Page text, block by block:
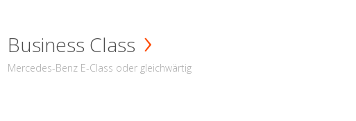
Business Class
Mercedes-Benz E-Class oder gleichwärtig